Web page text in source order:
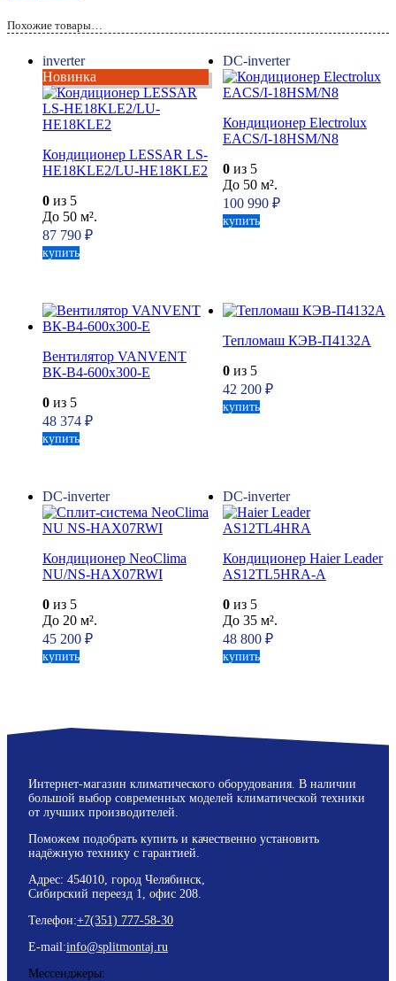
Похожие товары…
inverter
Новинка
Кондиционер LESSAR LS-
HE18KLE2/LU-HE18KLE2
0 из 5
До 50 м².
87 790 ₽
купить
DC-inverter
Кондиционер Electrolux
EACS/I-18HSM/N8
0из 5
До 50 м².
100 990 ₽
купить
Вентилятор VANVENT
ВК-В4-600х300-E
0 из 5
48 374 ₽
купить
Тепломаш КЭВ-П4132A
0из 5
42 200 ₽
купить
DC-inverter
Кондиционер NeoClima
NU/NS-HAX07RWI
0 из 5
До 20 м².
45 200 ₽
купить
DC-inverter
Кондиционер Haier Leader
AS12TL5HRA-A
0из 5
До 35 м².
48 800 ₽
купить
Интернет-магазин климатического оборудования. В наличии
большой выбор современных моделей климатической техники
от лучших производителей.
Поможем подобрать купить и качественно установить
надёжную технику с гарантией.
Адрес: 454010, город Челябинск,
Сибирский переезд 1, офис 208.
Телефон:+7(351) 777-58-30
E-mail:info@splitmontaj.ru
Мессенджеры: